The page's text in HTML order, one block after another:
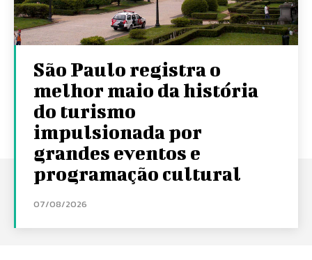
São Paulo registra o
melhor maio da história
do turismo
impulsionada por
grandes eventos e
programação cultural
07/08/2026